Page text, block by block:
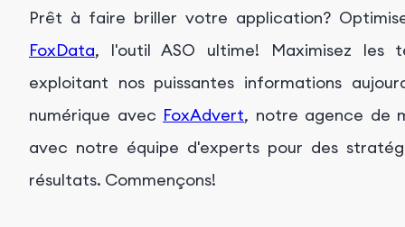
Prêt à faire briller votre application?
FoxData, l'outil ASO ultime! Maximisez les
exploitant nos puissantes informations
numérique avec FoxAdvert, notre agence de
avec notre équipe d'experts pour des
résultats. Commençons!